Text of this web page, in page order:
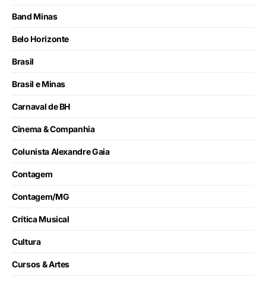
Band Minas
Belo Horizonte
Brasil
Brasil e Minas
Carnaval de BH
Cinema & Companhia
Colunista Alexandre Gaia
Contagem
Contagem/MG
Crítica Musical
Cultura
Cursos & Artes